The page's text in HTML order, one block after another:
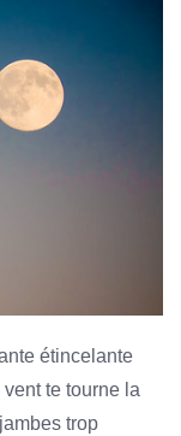
étincelante
te tourne la
trop